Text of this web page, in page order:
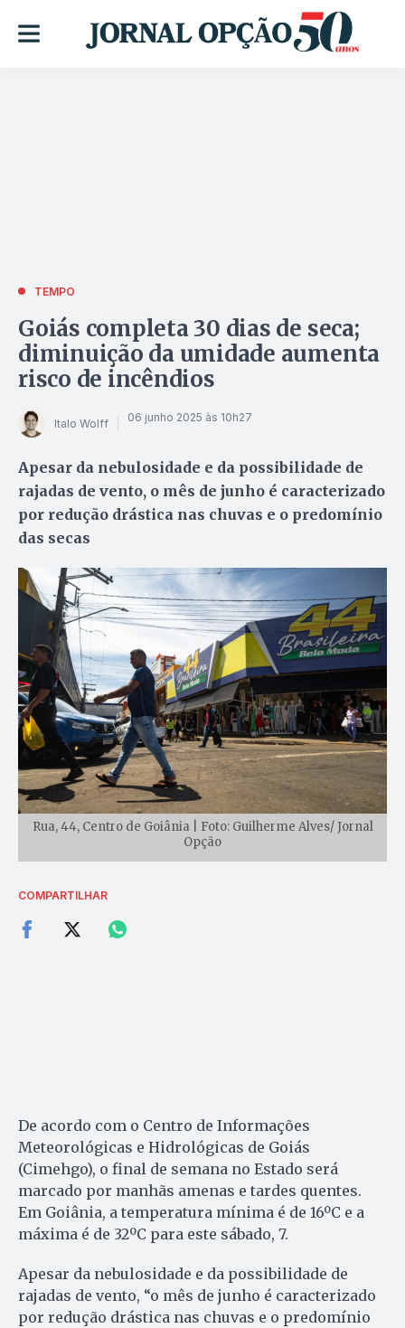
TEMPO
Goiás completa 30 dias de seca;
diminuição da umidade aumenta
risco de incêndios
Italo Wolff 06 junho 2025 às 10h27
Apesar da nebulosidade e da possibilidade de
rajadas de vento, o mês de junho é caracterizado
por redução drástica nas chuvas e o predomínio
das secas
Rua, 44, Centro de Goiânia | Foto: Guilherme Alves/ Jornal
Opção
COMPARTILHAR
De acordo com o Centro de Informações
Meteorológicas e Hidrológicas de Goiás
(Cimehgo), o final de semana no Estado será
marcado por manhãs amenas e tardes quentes.
Em Goiânia, a temperatura mínima é de 16ºC e a
máxima é de 32ºC para este sábado, 7.
Apesar da nebulosidade e da possibilidade de
rajadas de vento, “o mês de junho é caracterizado
por redução drástica nas chuvas e o predomínio